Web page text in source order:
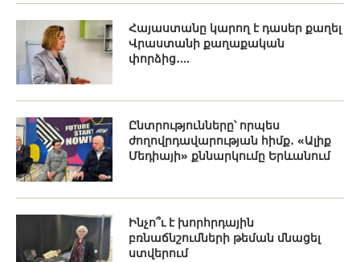
Հայաստանը կարող է դասեր քաղել
Վրաստանի քաղաքական
փորձից․...
Ընտրությունները՝ որպես
ժողովրդավարության հիմք․ «Ալիք
Մեդիայի» քննարկումը Երևանում
Ինչո՞ւ է խորհրդային
բռնաճնշումների թեման մնացել
ստվերում